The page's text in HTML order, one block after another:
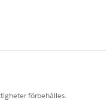
förbehålles.